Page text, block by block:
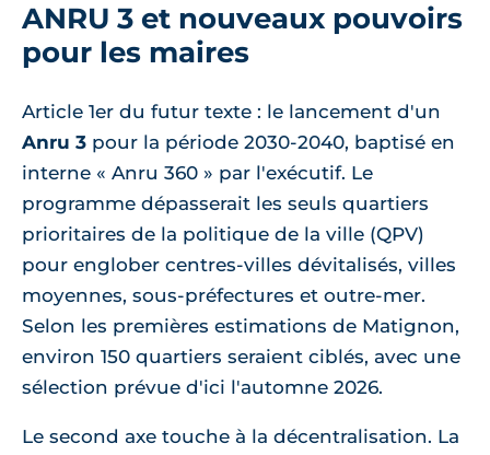
ANRU 3 et nouveaux pouvoirs
pour les maires
Article 1er du futur texte : le lancement d'un
Anru 3 pour la période 2030-2040, baptisé en
interne « Anru 360 » par l'exécutif. Le
programme dépasserait les seuls quartiers
prioritaires de la politique de la ville (QPV)
pour englober centres-villes dévitalisés, villes
moyennes, sous-préfectures et outre-mer.
Selon les premières estimations de Matignon,
environ 150 quartiers seraient ciblés, avec une
sélection prévue d'ici l'automne 2026.
Le second axe touche à la décentralisation. La